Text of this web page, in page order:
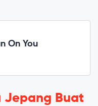
On You
Jepang Buat